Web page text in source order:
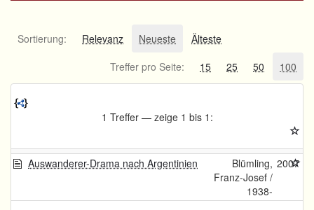
Sortierung: Relevanz Neueste
Älteste
Treffer pro Seite:
15 25 50 100
1 Treffer — zeige 1 bis 1:
Auswanderer-Drama nach Argentinien
Blümling,
Franz-Josef /
1938-
2007